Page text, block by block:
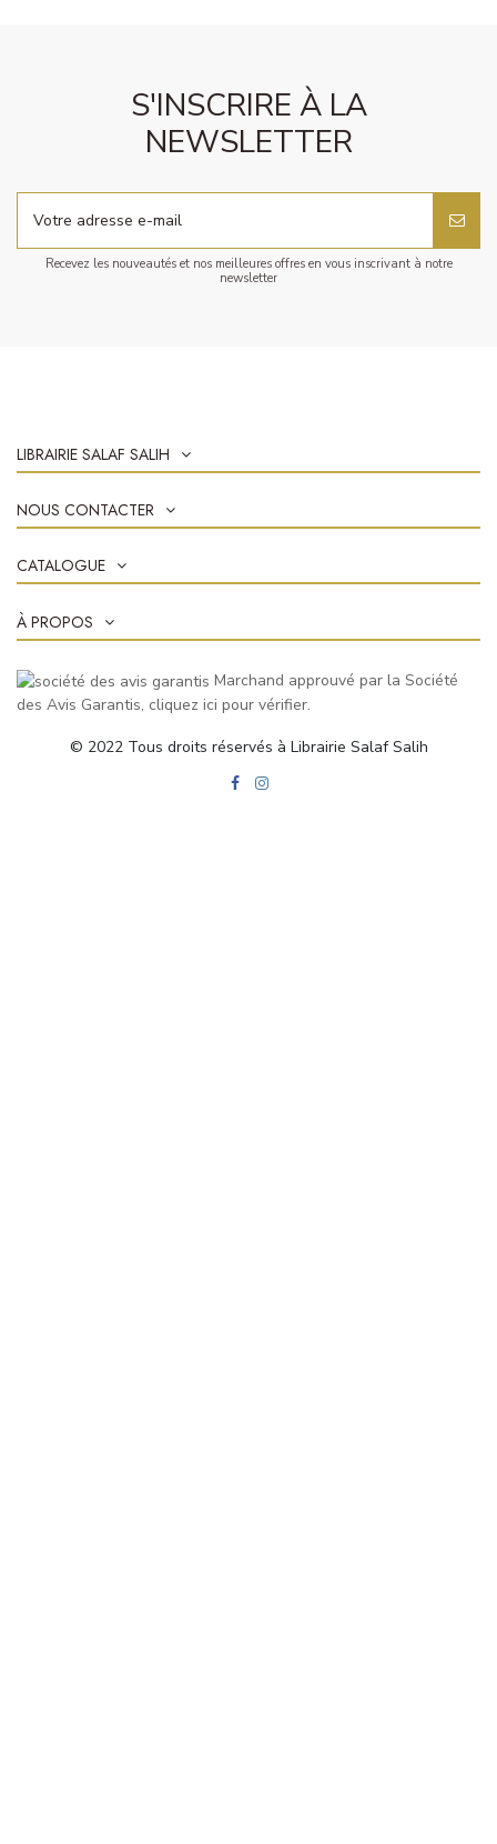
S'INSCRIRE À LA
NEWSLETTER
Recevez les nouveautés et nos meilleures offres en vous inscrivant à notre
newsletter
LIBRAIRIE SALAF SALIH
NOUS CONTACTER
CATALOGUE
À PROPOS
Marchand approuvé par la Société
des Avis Garantis, cliquez ici pour vérifier.
© 2022 Tous droits réservés à Librairie Salaf Salih